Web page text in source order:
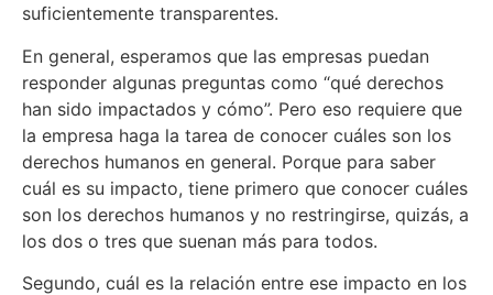
suficientemente transparentes.
En general, esperamos que las empresas puedan
responder algunas preguntas como “qué derechos
han sido impactados y cómo”. Pero eso requiere que
la empresa haga la tarea de conocer cuáles son los
derechos humanos en general. Porque para saber
cuál es su impacto, tiene primero que conocer cuáles
son los derechos humanos y no restringirse, quizás, a
los dos o tres que suenan más para todos.
Segundo, cuál es la relación entre ese impacto en los